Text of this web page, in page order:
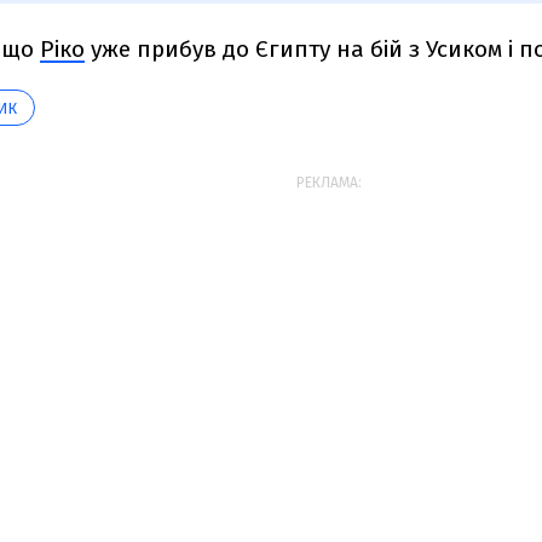
що Ріко уже прибув до Єгипту на бій з Усиком і
РЕКЛАМА: